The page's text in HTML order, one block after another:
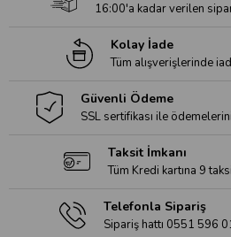
16:00'a kadar verilen
Kolay İade
Tüm alışverişlerinde
Güvenli Ödeme
SSL sertifikası ile
Taksit İmkanı
Tüm Kredi kartına 9
Telefonla Sipariş
Sipariş hattı 0551 596